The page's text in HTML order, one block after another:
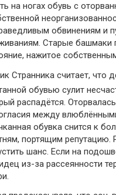
на ногах обувь с
обвинениям и
Старые
нажитое
Странника считает, что
обувью сулит
распадётся.
между
обувка снится к
портящим репутацию.
шанс. Если на
из-за рассеянности